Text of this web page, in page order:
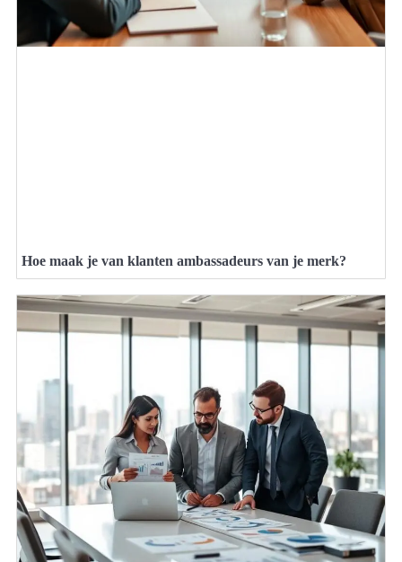
Hoe maak je van klanten ambassadeurs van je merk?